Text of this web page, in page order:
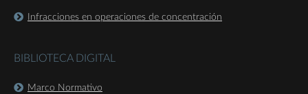
Infracciones en operaciones de concentración
BIBLIOTECA DIGITAL
Marco Normativo